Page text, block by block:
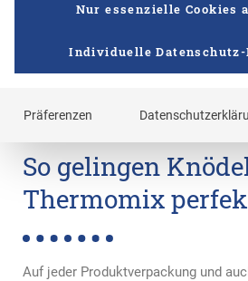
Vertrauens. Die Zubereitung gelingt
So gelingen
Thermomix
Auf jeder Produktverpackung und
Nur essenzielle Cookies
Individuelle Datenschutz-
Präferenzen